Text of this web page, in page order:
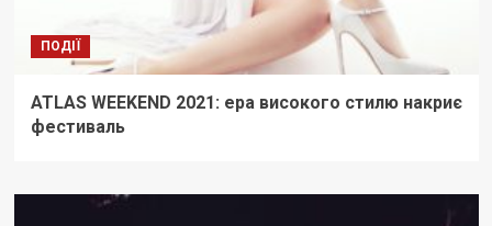
ПОДІЇ
ATLAS WEEKEND 2021: ера високого стилю накриє
фестиваль